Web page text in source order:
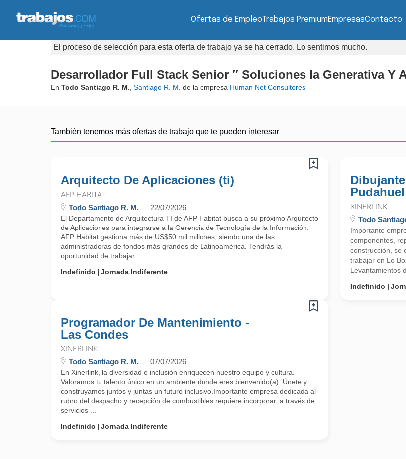
Ofertas de EmpleoTrabajos PremiumEmpresasContacto
El proceso de selección para esta oferta de trabajo ya se ha cerrado. Lo sentimos mucho.
Desarrollador Full Stack Senior ″ Soluciones Ia Generativa Y
En Todo Santiago R. M. Santiago R. M. de la empresa Human Net Consultores
También tenemos más ofertas de trabajo que te pueden interesar
Arquitecto De Aplicaciones (ti)
AFP HABITAT
Todo Santiago R. M. 22/07/2026
El Departamento de Arquitectura TI de AFP Habitat busca a su próximo Arquitecto
de Aplicaciones para integrarse a la Gerencia de Tecnología de la Información.
AFP Habitat gestiona más de US$50 mil millones, siendo una de las
administradoras de fondos más grandes de Latinoamérica. Tendrás la
oportunidad de trabajar ...
Indefinido
Jornada Indiferente
XINERLINK
Todo
Importante
componentes,
construcción, se
trabajar en Lo
Levantamientos
Indefinido
Programador De Mantenimiento -
Las Condes
XINERLINK
Todo Santiago R. M. 07/07/2026
En Xinerlink, la diversidad e inclusión enriquecen nuestro equipo y cultura.
Valoramos tu talento único en un ambiente donde eres bienvenido(a). Únete y
construyamos juntos y juntas un futuro inclusivo.Importante empresa dedicada al
rubro del despacho y recepción de combustibles requiere incorporar, a través de
servicios ...
Indefinido
Jornada Indiferente